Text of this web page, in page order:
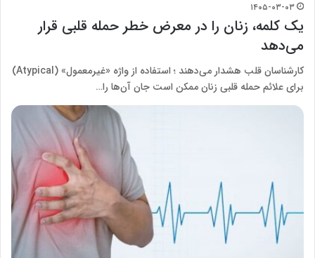
۱۴۰۵-۰۳-۰۳
یک کلمه، زنان را در معرض خطر حمله قلبی قرار
می‌دهد
کارشناسان قلب هشدار می‌دهند ؛ استفاده از واژه «غیرمعمول» (Atypical)
برای علائم حمله قلبی زنان ممکن است جان آن‌ها را…